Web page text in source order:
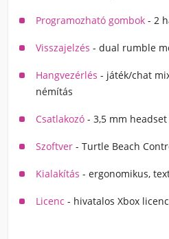
Programozható gombok - 2
Visszajelzés - dual rumble
Hangvezérlés - játék/chat
némítás
Csatlakozó - 3,5 mm
Szoftver - Turtle Beach
Kialakítás - ergonomikus,
Licenc - hivatalos Xbox licenc